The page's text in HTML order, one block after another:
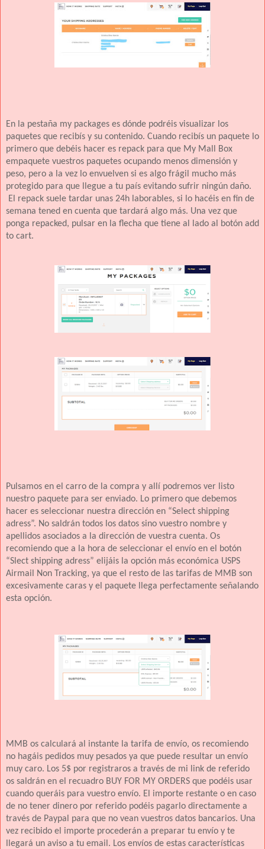
En la pestaña my packages es dónde podréis visualizar los
paquetes que recibís y su contenido. Cuando recibís un paquete lo
primero que debéis hacer es repack para que My Mall Box
empaquete vuestros paquetes ocupando menos dimensión y
peso, pero a la vez lo envuelven si es algo frágil mucho más
protegido para que llegue a tu país evitando sufrir ningún daño.
El repack suele tardar unas 24h laborables, si lo hacéis en fin de
semana tened en cuenta que tardará algo más. Una vez que
ponga repacked, pulsar en la flecha que tiene al lado al botón add
to cart.
Pulsamos en el carro de la compra y allí podremos ver listo
nuestro paquete para ser enviado. Lo primero que debemos
hacer es seleccionar nuestra dirección en “Select shipping
adress”. No saldrán todos los datos sino vuestro nombre y
apellidos asociados a la dirección de vuestra cuenta. Os
recomiendo que a la hora de seleccionar el envío en el botón
“Slect shipping adress” elijáis la opción más económica USPS
Airmail Non Tracking, ya que el resto de las tarifas de MMB son
excesivamente caras y el paquete llega perfectamente señalando
esta opción.
MMB os calculará al instante la tarifa de envío, os recomiendo
no hagáis pedidos muy pesados ya que puede resultar un envío
muy caro. Los 5$ por registraros a través de mi link de referido
os saldrán en el recuadro BUY FOR MY ORDERS que podéis usar
cuando queráis para vuestro envío. El importe restante o en caso
de no tener dinero por referido podéis pagarlo directamente a
través de Paypal para que no vean vuestros datos bancarios. Una
vez recibido el importe procederán a preparar tu envío y te
llegará un aviso a tu email. Los envíos de estas características